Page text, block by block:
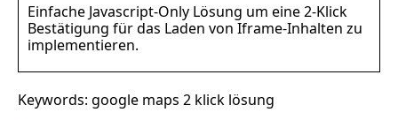
Einfache Javascript-Only Lösung um eine 2-Klick
Bestätigung für das Laden von Iframe-Inhalten zu
implementieren.
Keywords: google maps 2 klick lösung